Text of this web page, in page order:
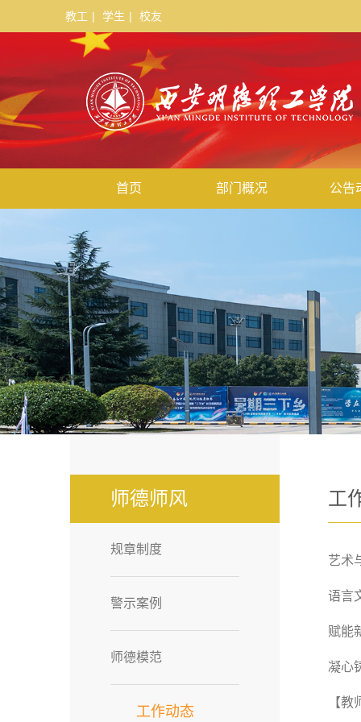
教工 | 学生 | 校友
首页 部门概况 公告
师德师风
规章制度
警示案例
师德模范
工作动态
工
艺术
语言
凝心